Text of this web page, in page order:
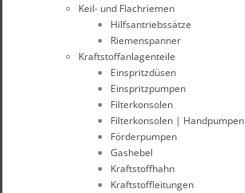
Keil- und Flachriemen
Hilfsantriebssätze
Riemenspanner
Kraftstoffanlagenteile
Einspritzdüsen
Einspritzpumpen
Filterkonsolen
Filterkonsolen | Handpumpen
Förderpumpen
Gashebel
Kraftstoffhahn
Kraftstoffleitungen